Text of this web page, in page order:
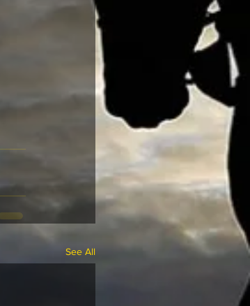
See All